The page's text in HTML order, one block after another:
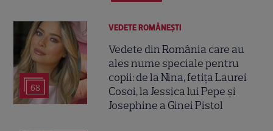
68
VEDETE ROMÂNEŞTI
Vedete din România care au
ales nume speciale pentru
copii: de la Nina, fetița Laurei
Cosoi, la Jessica lui Pepe și
Josephine a Ginei Pistol